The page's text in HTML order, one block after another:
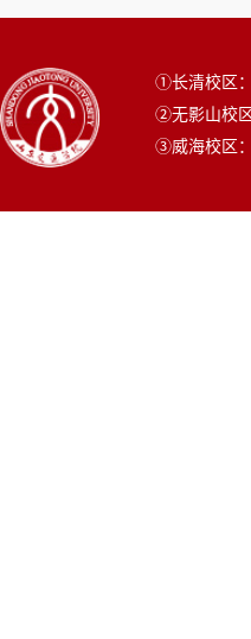
①长清校区
②无影山校
③威海校区